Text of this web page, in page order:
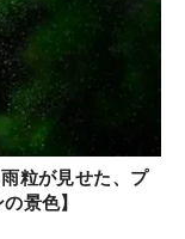
粒が見せた、プ
景色】